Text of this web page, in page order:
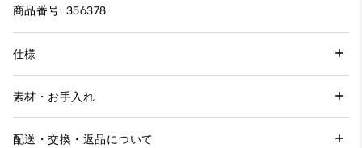
商品番号: 356378
仕様
素材・お手入れ
配送・交換・返品について